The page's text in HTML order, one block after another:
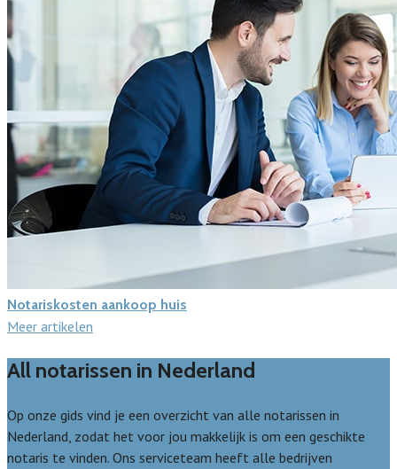
Notariskosten aankoop huis
Meer artikelen
All notarissen in Nederland
Op onze gids vind je een overzicht van alle notarissen in
Nederland, zodat het voor jou makkelijk is om een geschikte
notaris te vinden. Ons serviceteam heeft alle bedrijven